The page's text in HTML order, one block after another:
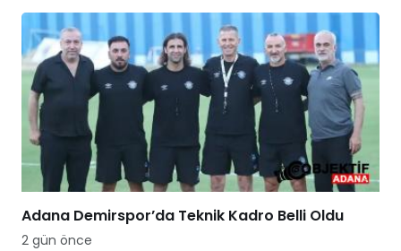
Adana Demirspor’da Teknik Kadro Belli Oldu
2 gün önce